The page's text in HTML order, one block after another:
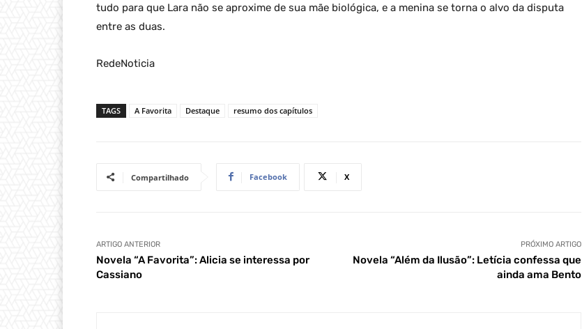
tudo para que Lara não se aproxime de sua mãe biológica, e a menina se torna o alvo da disputa
entre as duas.
RedeNoticia
TAGS A Favorita Destaque resumo dos capítulos
Compartilhado Facebook X
ARTIGO ANTERIOR
Novela “A Favorita”: Alicia se interessa por
Cassiano
PRÓXIMO ARTIGO
Novela “Além da Ilusão”: Letícia confessa que
ainda ama Bento